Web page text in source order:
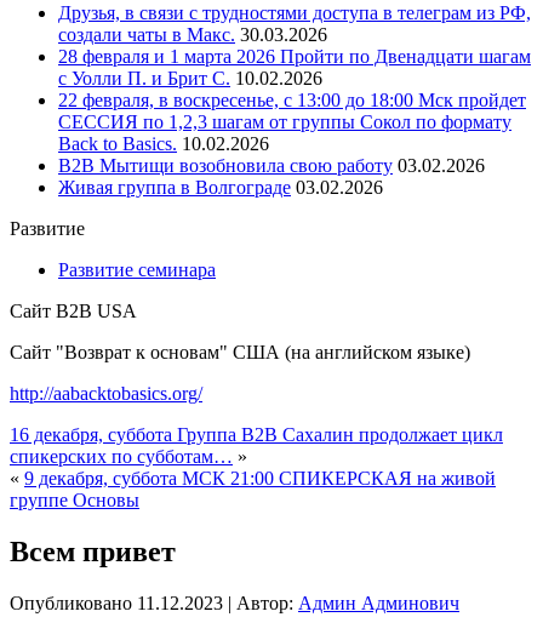
Друзья, в связи с трудностями доступа в телеграм из РФ,
создали чаты в Макс. 30.03.2026
28 февраля и 1 марта 2026 Пройти по Двенадцати шагам
с Уолли П. и Брит С. 10.02.2026
22 февраля, в воскресенье, с 13:00 до 18:00 Мск пройдет
СЕССИЯ по 1,2,3 шагам от группы Сокол по формату
Back to Basics. 10.02.2026
В2В Мытищи возобновила свою работу 03.02.2026
Живая группа в Волгограде 03.02.2026
Развитие
Развитие семинара
Сайт B2B USA
Сайт "Возврат к основам" США (на английском языке)
http://aabacktobasics.org/
16 декабря, суббота Группа В2В Сахалин продолжает цикл
спикерских по субботам… »
« 9 декабря, суббота МСК 21:00 СПИКЕРСКАЯ на живой
группе Основы
Всем привет
Опубликовано 11.12.2023 | Автор: Админ Админович